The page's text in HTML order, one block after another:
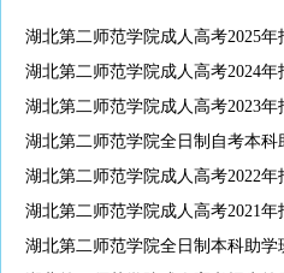
湖北第二师范学院成人高考2025年
湖北第二师范学院成人高考2024年
湖北第二师范学院成人高考2023年
湖北第二师范学院全日制自考本科
湖北第二师范学院成人高考2022年
湖北第二师范学院成人高考2021年
湖北第二师范学院全日制本科助学